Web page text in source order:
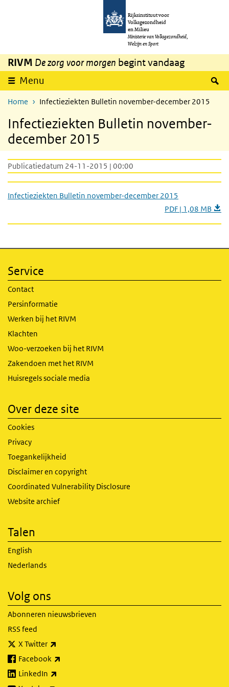
Overslaan en naar de inhoud gaan
Rijksinstituut voor
Volksgezondheid
en Milieu
Ministerie van Volksgezondheid,
Welzijn en Sport
RIVM De zorg voor morgen begint vandaag
Menu
Home Infectieziekten Bulletin november-december 2015
Infectieziekten Bulletin november-
december 2015
Publicatiedatum 24-11-2015 | 00:00
Infectieziekten Bulletin november-december 2015
PDF | 1,08 MB
Service
Contact
Persinformatie
Werken bij het RIVM
Klachten
Woo-verzoeken bij het RIVM
Zakendoen met het RIVM
Huisregels sociale media
Over deze site
Cookies
Privacy
Toegankelijkheid
Disclaimer en copyright
Coordinated Vulnerability Disclosure
Website archief
Talen
English
Nederlands
Volg ons
Abonneren nieuwsbrieven
RSS feed
X Twitter
Facebook
LinkedIn